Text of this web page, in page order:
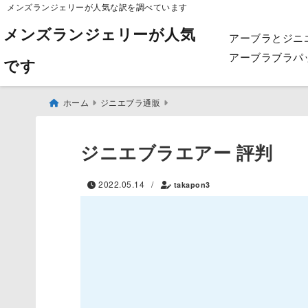
メンズランジェリーが人気な訳を調べています
メンズランジェリーが人気
です
アーブラとジニ
アーブラブラパ
ホーム ジニエブラ通販
ジニエブラエアー 評判
2022.05.14 / takapon3